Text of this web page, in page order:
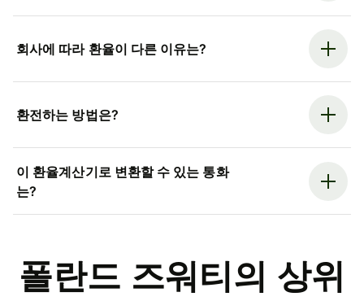
회사에 따라 환율이 다른 이유는?
환전하는 방법은?
이 환율계산기로 변환할 수 있는 통화
는?
폴란드 즈워티의 상위